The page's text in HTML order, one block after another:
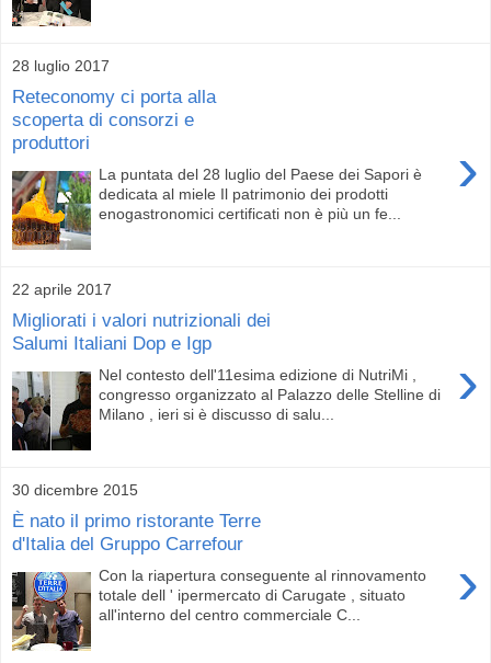
28 luglio 2017
Reteconomy ci porta alla
scoperta di consorzi e
produttori
›
La puntata del 28 luglio del Paese dei Sapori è
dedicata al miele Il patrimonio dei prodotti
enogastronomici certificati non è più un fe...
22 aprile 2017
Migliorati i valori nutrizionali dei
Salumi Italiani Dop e Igp
›
Nel contesto dell'11esima edizione di NutriMi ,
congresso organizzato al Palazzo delle Stelline di
Milano , ieri si è discusso di salu...
30 dicembre 2015
È nato il primo ristorante Terre
d'Italia del Gruppo Carrefour
›
Con la riapertura conseguente al rinnovamento
totale dell ' ipermercato di Carugate , situato
all'interno del centro commerciale C...